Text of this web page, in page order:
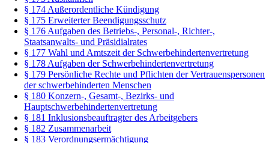
§ 174 Außerordentliche Kündigung
§ 175 Erweiterter Beendigungsschutz
§ 176 Aufgaben des Betriebs-, Personal-, Richter-,
Staatsanwalts- und Präsidialrates
§ 177 Wahl und Amtszeit der Schwerbehindertenvertretung
§ 178 Aufgaben der Schwerbehindertenvertretung
§ 179 Persönliche Rechte und Pflichten der Vertrauenspersonen
der schwerbehinderten Menschen
§ 180 Konzern-, Gesamt-, Bezirks- und
Hauptschwerbehindertenvertretung
§ 181 Inklusionsbeauftragter des Arbeitgebers
§ 182 Zusammenarbeit
§ 183 Verordnungsermächtigung